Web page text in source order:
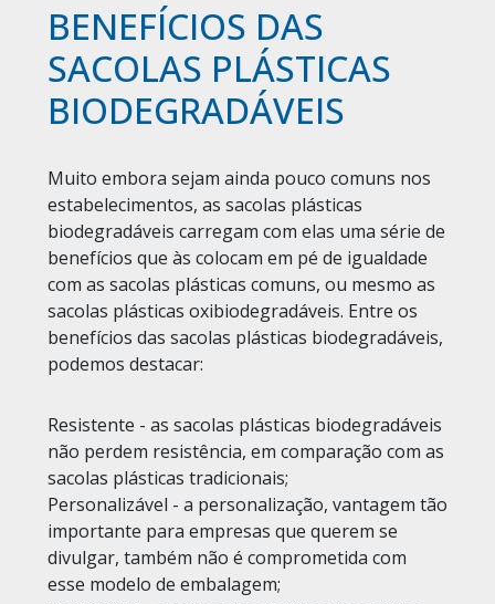
BENEFÍCIOS DAS
SACOLAS PLÁSTICAS
BIODEGRADÁVEIS
Muito embora sejam ainda pouco comuns nos
estabelecimentos, as sacolas plásticas
biodegradáveis carregam com elas uma série de
benefícios que às colocam em pé de igualdade
com as sacolas plásticas comuns, ou mesmo as
sacolas plásticas oxibiodegradáveis. Entre os
benefícios das sacolas plásticas biodegradáveis,
podemos destacar:
Resistente - as sacolas plásticas biodegradáveis
não perdem resistência, em comparação com as
sacolas plásticas tradicionais;
Personalizável - a personalização, vantagem tão
importante para empresas que querem se
divulgar, também não é comprometida com
esse modelo de embalagem;